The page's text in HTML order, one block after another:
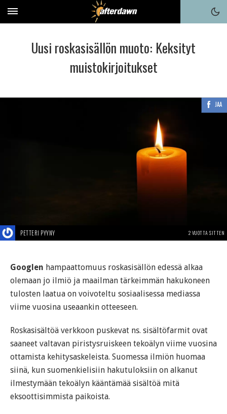
Uusi roskasisällön muoto: Keksityt
muistokirjoitukset
JAA
PETTERI PYYNY 2 VUOTTA SITTEN
Googlen hampaattomuus roskasisällön edessä alkaa
olemaan jo ilmiö ja maailman tärkeimmän hakukoneen
tulosten laatua on voivoteltu sosiaalisessa mediassa
viime vuosina useaankin otteeseen.
Roskasisältöä verkkoon puskevat ns. sisältöfarmit ovat
saaneet valtavan piristysruiskeen tekoälyn viime vuosina
ottamista kehitysaskeleista. Suomessa ilmiön huomaa
siinä, kun suomenkielisiin hakutuloksiin on alkanut
ilmestymään tekoälyn kääntämää sisältöä mitä
eksoottisimmista paikoista.